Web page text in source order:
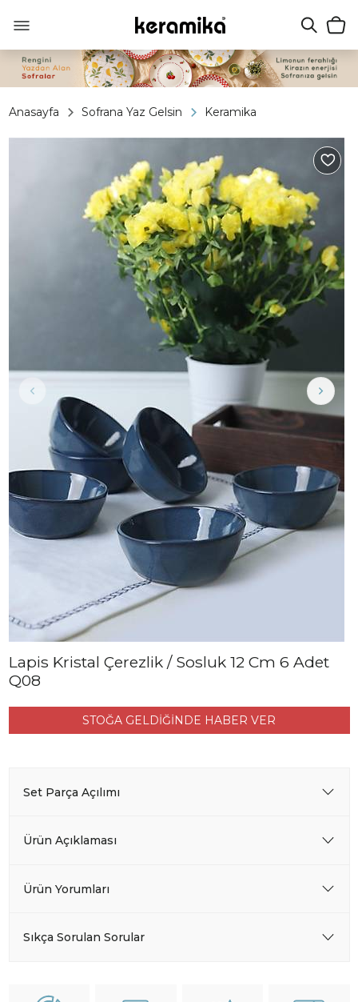
Anasayfa Sofrana Yaz Gelsin Keramika
Lapis Kristal Çerezlik / Sosluk 12 Cm 6 Adet
Q08
STOĞA GELDİĞİNDE HABER VER
Set Parça Açılımı
Ürün Açıklaması
Ürün Yorumları
Sıkça Sorulan Sorular